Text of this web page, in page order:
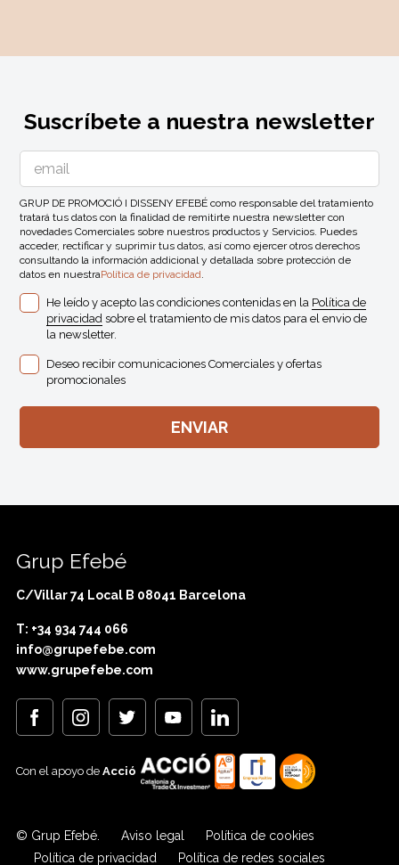
Suscríbete a nuestra newsletter
GRUP DE PROMOCIÓ I DISSENY EFEBÉ como responsable del tratamiento
tratará tus datos con la finalidad de remitirte nuestra newsletter con
novedades Comerciales sobre nuestros productos y Servicios. Puedes
acceder, rectificar y suprimir tus datos, así como ejercer otros derechos
consultando la información addicional y detallada sobre protección de
datos en nuestraPolítica de privacidad.
He leído y acepto las condiciones contenidas en la Política de
privacidad sobre el tratamiento de mis datos para el envio de
la newsletter.
Deseo recibir comunicaciones Comerciales y ofertas
promocionales
Grup Efebé
C/Villar 74 Local B 08041 Barcelona
T: +34 934 744 066
info@grupefebe.com
www.grupefebe.com
Con el apoyo de Acció
© Grup Efebé. Aviso legal
Política de cookies
Política de privacidad
Política de redes sociales